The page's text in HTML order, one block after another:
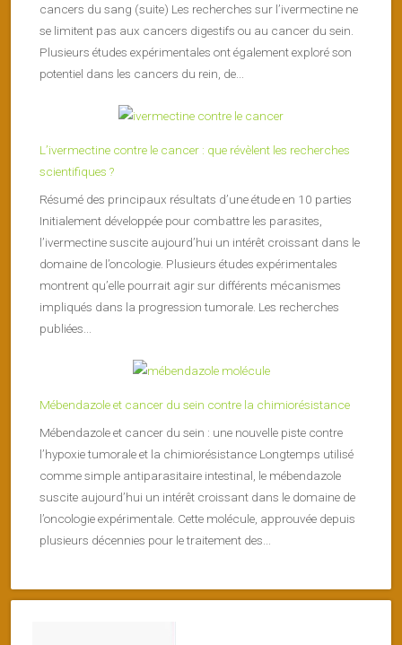
cancers du sang (suite) Les recherches sur l’ivermectine ne
se limitent pas aux cancers digestifs ou au cancer du sein.
Plusieurs études expérimentales ont également exploré son
potentiel dans les cancers du rein, de...
L’ivermectine contre le cancer : que révèlent les recherches
scientifiques ?
Résumé des principaux résultats d’une étude en 10 parties
Initialement développée pour combattre les parasites,
l’ivermectine suscite aujourd’hui un intérêt croissant dans le
domaine de l’oncologie. Plusieurs études expérimentales
montrent qu’elle pourrait agir sur différents mécanismes
impliqués dans la progression tumorale. Les recherches
publiées...
Mébendazole et cancer du sein contre la chimiorésistance
Mébendazole et cancer du sein : une nouvelle piste contre
l’hypoxie tumorale et la chimiorésistance Longtemps utilisé
comme simple antiparasitaire intestinal, le mébendazole
suscite aujourd’hui un intérêt croissant dans le domaine de
l’oncologie expérimentale. Cette molécule, approuvée depuis
plusieurs décennies pour le traitement des...